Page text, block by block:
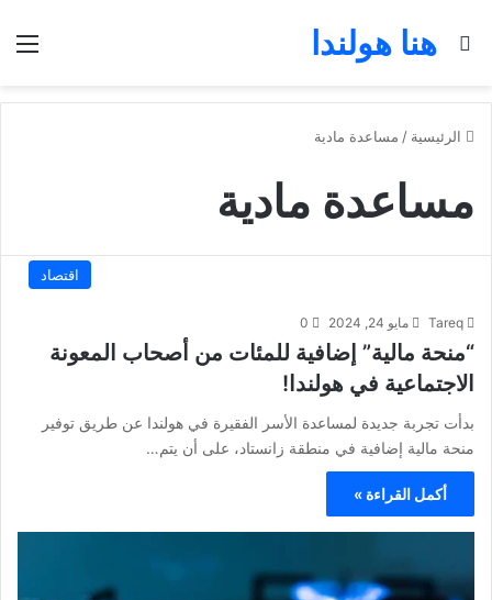
هنا هولندا
بحث عن
الرئيسية / مساعدة مادية
مساعدة مادية
اقتصاد
Tareq مايو 24, 2024 0
“منحة مالية” إضافية للمئات من أصحاب المعونة
الاجتماعية في هولندا!
بدأت تجربة جديدة لمساعدة الأسر الفقيرة في هولندا عن طريق توفير
منحة مالية إضافية في منطقة زانستاد، على أن يتم…
أكمل القراءة »